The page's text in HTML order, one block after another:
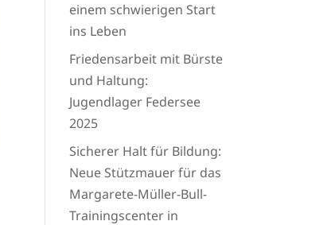
einem schwierigen Start
ins Leben
Friedensarbeit mit Bürste
und Haltung:
Jugendlager Federsee
2025
Sicherer Halt für Bildung:
Neue Stützmauer für das
Margarete-Müller-Bull-
Trainingscenter in